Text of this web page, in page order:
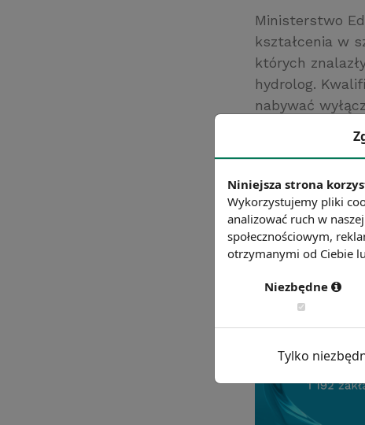
Ministerstwo
kształcenia w
których
hydrolog.
nabywać
Ponadto
Źródło:
Chcesz wiedzieć
Niniejsza strona
Wykorzystujemy pliki
analizować ruch w
społecznościowym,
otrzymanymi od Ciebie
Niezbędne
Tylko